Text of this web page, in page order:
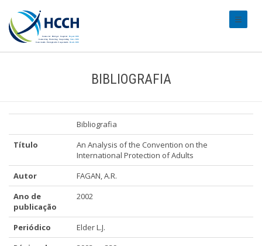
BIBLIOGRAFIA
Bibliografia
Título
An Analysis of the Convention on the
International Protection of Adults
Autor
FAGAN, A.R.
Ano de
publicação
2002
Periódico
Elder L.J.